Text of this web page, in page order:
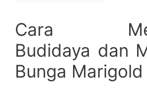
Cara
Budidaya dan
Bunga Marigold